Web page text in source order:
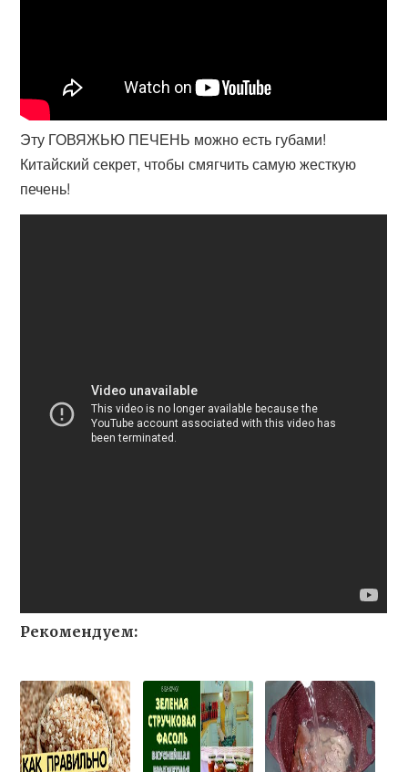
Эту ГОВЯЖЬЮ ПЕЧЕНЬ можно есть губами!
Китайский секрет, чтобы смягчить самую жесткую
печень!
Рекомендуем: